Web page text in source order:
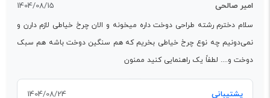
امیر صالحی 1404/08/15
سلام دخترم رشته طراحی دوخت داره میخونه و الان چرخ خیاطی لازم دارن و
نمی‌دونیم چه نوع چرخ خیاطی بخریم که هم سنگین دوخت باشه هم سبک
دوخت و.... لطفاً یک راهنمایی کنید ممنون
پشتیبانی 1404/08/24